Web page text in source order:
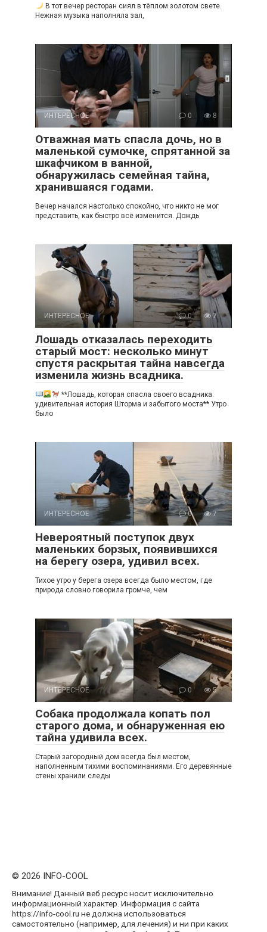
В тот вечер ресторан сиял в тёплом золотом свете.
Нежная музыка наполняла зал,
ИНТЕРЕСНОЕ 0 8
Отважная мать спасла дочь, но в
маленькой сумочке, спрятанной за
шкафчиком в ванной,
обнаружилась семейная тайна,
хранившаяся годами.
Вечер начался настолько спокойно, что никто не мог
представить, как быстро всё изменится. Дождь
ИНТЕРЕСНОЕ 0 7
Лошадь отказалась переходить
старый мост: несколько минут
спустя раскрытая тайна навсегда
изменила жизнь всадника.
**Лошадь, которая спасла своего всадника:
удивительная история Шторма и забытого моста** Утро
было
ИНТЕРЕСНОЕ 0 7
Невероятный поступок двух
маленьких борзых, появившихся
на берегу озера, удивил всех.
Тихое утро у берега озера всегда было местом, где
природа словно говорила громче, чем
ИНТЕРЕСНОЕ 0 5
Собака продолжала копать пол
старого дома, и обнаруженная ею
тайна удивила всех.
Старый загородный дом всегда был местом,
наполненным тихими воспоминаниями. Его деревянные
стены хранили следы
© 2026 INFO-COOL
Внимание! Данный веб ресурс носит исключительно
информационный характер. Информация с сайта
https://info-cool.ru не должна использоваться
самостоятельно (например, для лечения) и ни при каких